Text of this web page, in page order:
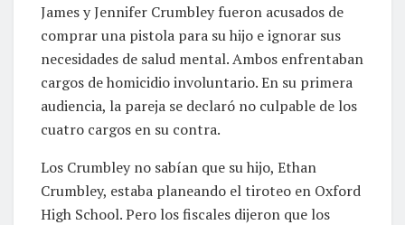
James y Jennifer Crumbley fueron acusados de
comprar una pistola para su hijo e ignorar sus
necesidades de salud mental. Ambos enfrentaban
cargos de homicidio involuntario. En su primera
audiencia, la pareja se declaró no culpable de los
cuatro cargos en su contra.
Los Crumbley no sabían que su hijo, Ethan
Crumbley, estaba planeando el tiroteo en Oxford
High School. Pero los fiscales dijeron que los